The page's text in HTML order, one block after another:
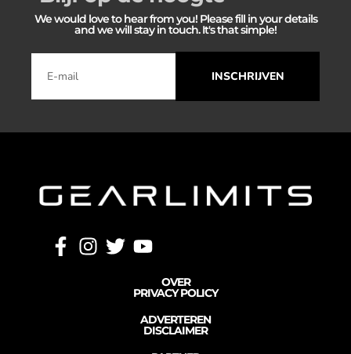
We would love to hear from you! Please fill in your details
and we will stay in touch. It's that simple!
INSCHRIJVEN
OVER
PRIVACY POLICY
ADVERTEREN
DISCLAIMER